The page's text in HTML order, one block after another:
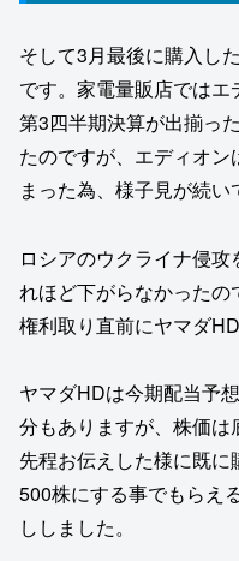
そして3月最後に購入し
です。家電量販店ではエ
第3四半期決算が出揃っ
たのですが、エディオ
まった為、様子見が続い
ロシアのウクライナ侵
れほど下がらなかったの
権利取り直前にヤマダ
ヤマダHDは今期配当予
分もありますが、株価
先程お伝えした様に既
500株にする事でもらえ
ししました。